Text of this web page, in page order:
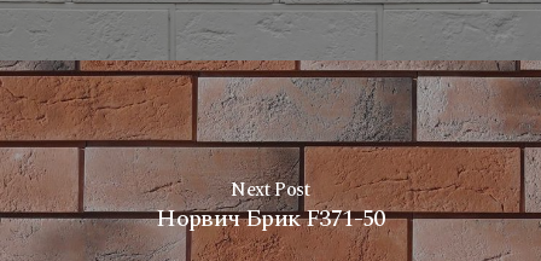
Next Post
Норвич Брик F371-50